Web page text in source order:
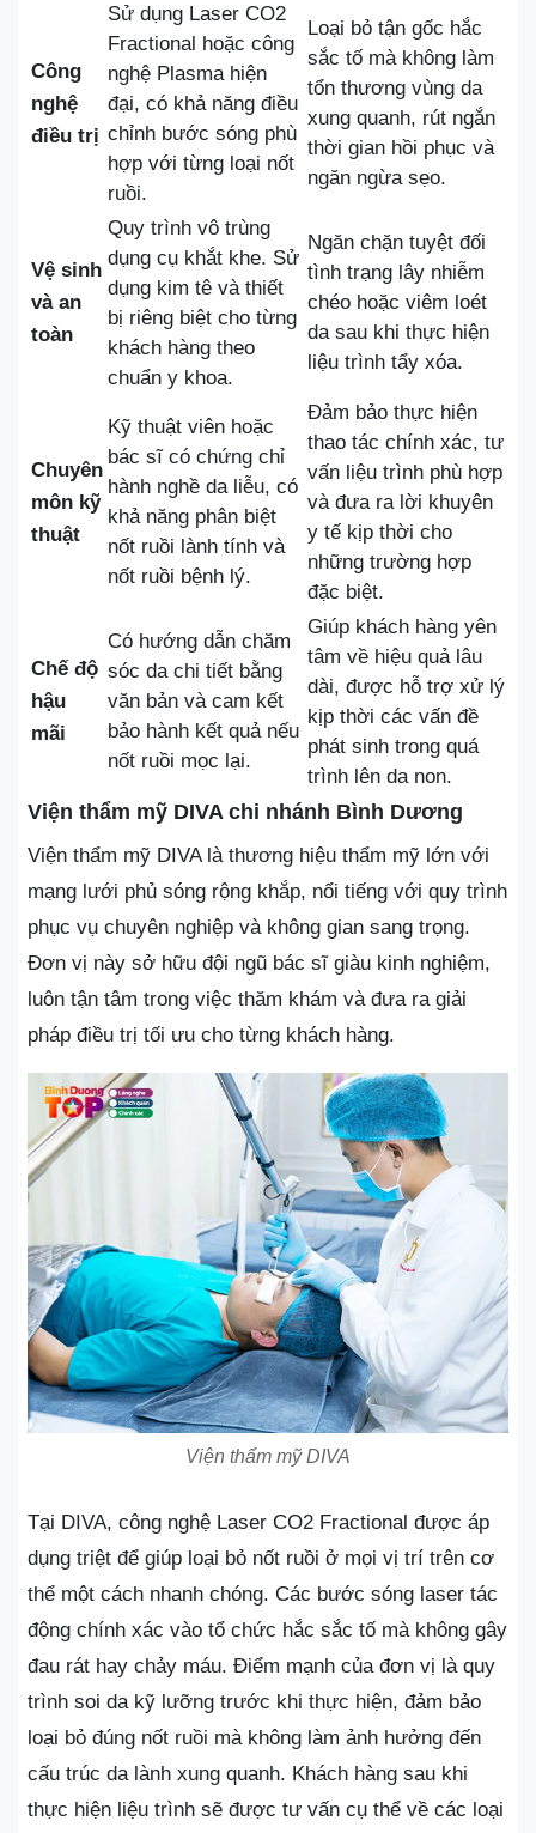
Công
nghệ
điều trị
Sử dụng Laser CO2
Fractional hoặc công
nghệ Plasma hiện
đại, có khả năng điều
chỉnh bước sóng phù
hợp với từng loại nốt
ruồi.
Loại bỏ tận gốc hắc
sắc tố mà không làm
tổn thương vùng da
xung quanh, rút ngắn
thời gian hồi phục và
ngăn ngừa sẹo.
Vệ sinh
và an
toàn
Quy trình vô trùng
dụng cụ khắt khe. Sử
dụng kim tê và thiết
bị riêng biệt cho từng
khách hàng theo
chuẩn y khoa.
Ngăn chặn tuyệt đối
tình trạng lây nhiễm
chéo hoặc viêm loét
da sau khi thực hiện
liệu trình tẩy xóa.
Chuyên
môn kỹ
thuật
Kỹ thuật viên hoặc
bác sĩ có chứng chỉ
hành nghề da liễu, có
khả năng phân biệt
nốt ruồi lành tính và
nốt ruồi bệnh lý.
Đảm bảo thực hiện
thao tác chính xác, tư
vấn liệu trình phù hợp
và đưa ra lời khuyên
y tế kịp thời cho
những trường hợp
đặc biệt.
Chế độ
hậu
mãi
Có hướng dẫn chăm
sóc da chi tiết bằng
văn bản và cam kết
bảo hành kết quả nếu
nốt ruồi mọc lại.
Giúp khách hàng yên
tâm về hiệu quả lâu
dài, được hỗ trợ xử lý
kịp thời các vấn đề
phát sinh trong quá
trình lên da non.
Viện thẩm mỹ DIVA chi nhánh Bình Dương
Viện thẩm mỹ DIVA là thương hiệu thẩm mỹ lớn với
mạng lưới phủ sóng rộng khắp, nổi tiếng với quy trình
phục vụ chuyên nghiệp và không gian sang trọng.
Đơn vị này sở hữu đội ngũ bác sĩ giàu kinh nghiệm,
luôn tận tâm trong việc thăm khám và đưa ra giải
pháp điều trị tối ưu cho từng khách hàng.
Viện thẩm mỹ DIVA
Tại DIVA, công nghệ Laser CO2 Fractional được áp
dụng triệt để giúp loại bỏ nốt ruồi ở mọi vị trí trên cơ
thể một cách nhanh chóng. Các bước sóng laser tác
động chính xác vào tổ chức hắc sắc tố mà không gây
đau rát hay chảy máu. Điểm mạnh của đơn vị là quy
trình soi da kỹ lưỡng trước khi thực hiện, đảm bảo
loại bỏ đúng nốt ruồi mà không làm ảnh hưởng đến
cấu trúc da lành xung quanh. Khách hàng sau khi
thực hiện liệu trình sẽ được tư vấn cụ thể về các loại